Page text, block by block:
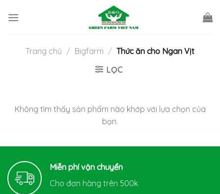
Trang chủ / Bigfarm / Thức ăn cho Ngan Vịt
LỌC
Không tìm thấy sản phẩm nào khớp với lựa chọn của
bạn.
Miễn phí vận chuyển
Cho đơn hàng trên 500k